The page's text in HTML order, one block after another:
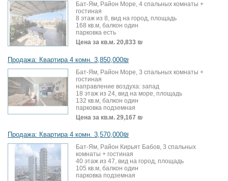
Бат-Ям, Район Море, 4 спальных комнаты +
гостиная
8 этаж из 8, вид на город, площадь
168 кв.м, балкон один
парковка есть
Цена за кв.м. 20,833 ₪
Продажа: Квартира 4 комн. 3,850,000₪
Бат-Ям, Район Море, 3 спальных комнаты +
гостиная
направление воздуха: запад
18 этаж из 24, вид на море, площадь
132 кв.м, балкон один
парковка подземная
Цена за кв.м. 29,167 ₪
Продажа: Квартира 4 комн. 3,570,000₪
Бат-Ям, Район Кирьят Бабов, 3 спальных
комнаты + гостиная
40 этаж из 47, вид на город, площадь
105 кв.м, балкон один
парковка подземная